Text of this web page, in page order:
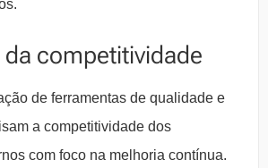
competitividade
de ferramentas de qualidade e
a competitividade dos
com foco na melhoria contínua.